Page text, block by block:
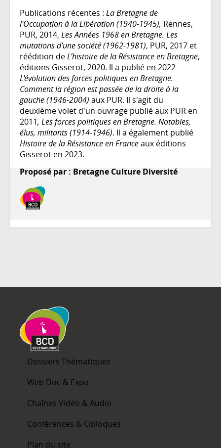
Publications récentes : La Bretagne de
l'Occupation à la Libération (1940-1945), Rennes,
PUR, 2014, Les Années 1968 en Bretagne. Les
mutations d’une société (1962-1981), PUR, 2017 et
réédition deL’histoire de la Résistance en Bretagne,
éditions Gisserot, 2020. Il a publié en 2022
L'évolution des forces politiques en Bretagne.
Comment la région est passée de la droite à la
gauche (1946-2004) aux PUR. Il s'agit du
deuxième volet d'un ouvrage publié aux PUR en
2011, Les forces politiques en Bretagne. Notables,
élus, militants (1914-1946). Il a également publié
Histoire de la Résistance en Franceaux éditions
Gisserot en 2023.
Proposé par : Bretagne Culture Diversité
Dossiers Thématiques
Web Doc & Expo
Chaînes Vidéo & Audio
Conférences & Colloques
Plan du site